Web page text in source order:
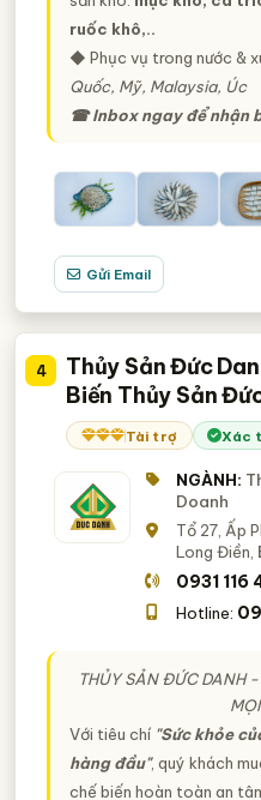
ruốc khô,..
◆ Phục vụ trong nước &
Quốc, Mỹ, Malaysia, Úc
☎ Inbox ngay để nhận
Gửi Email
4
Thủy Sản Đức
Biến Thủy Sản
Tài trợ Xác
NGÀNH:
Doanh
Tổ 27, Ấp
Long Điền,
0931 116
Hotline:
THỦY SẢN ĐỨC DANH
Với tiêu chí "Sức khỏe
hàng đầu", quý khách
chế biến hoàn toàn an